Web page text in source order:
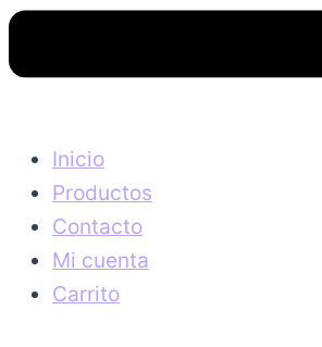
Inicio
Productos
Contacto
Mi cuenta
Carrito